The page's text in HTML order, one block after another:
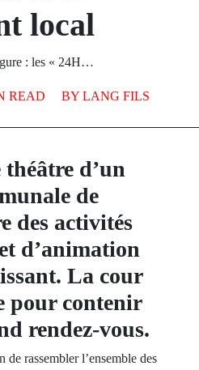
local
: les « 24H…
BY LANG FILS
READ
théâtre d’un
de
des activités
d’animation
La cour
pour contenir
rendez-vous.
de rassembler l’ensemble des